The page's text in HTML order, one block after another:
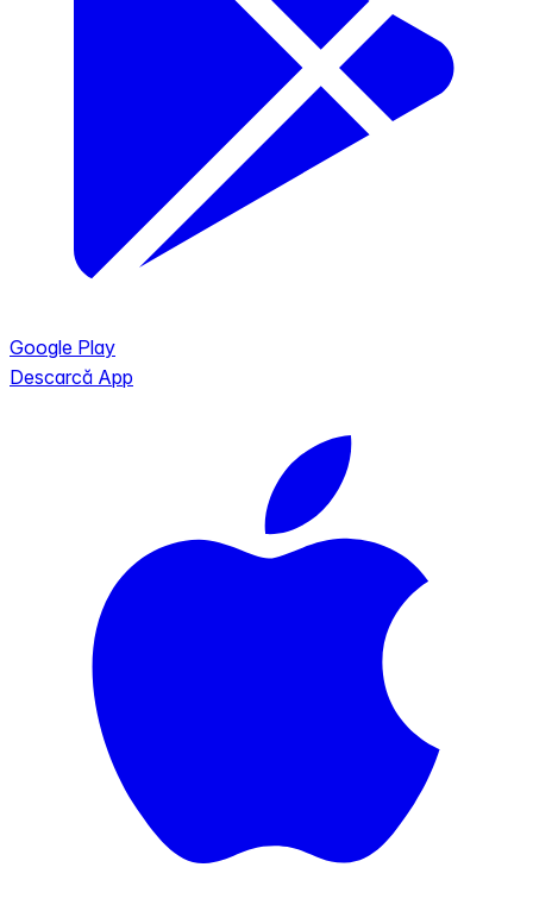
Google Play
Descarcă App